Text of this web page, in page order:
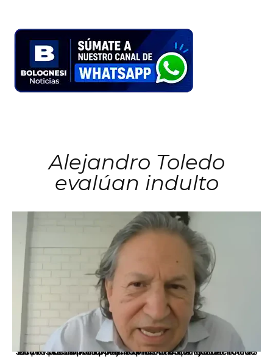
Alejandro Toledo
evalúan indulto
La presidenta Keiko Fujimori informó que la solicitud de indulto presentada por el expresidente Alejandro Toledo será evaluada por la Comisión de Gracias Presidenciales conforme al procedimiento establecido.